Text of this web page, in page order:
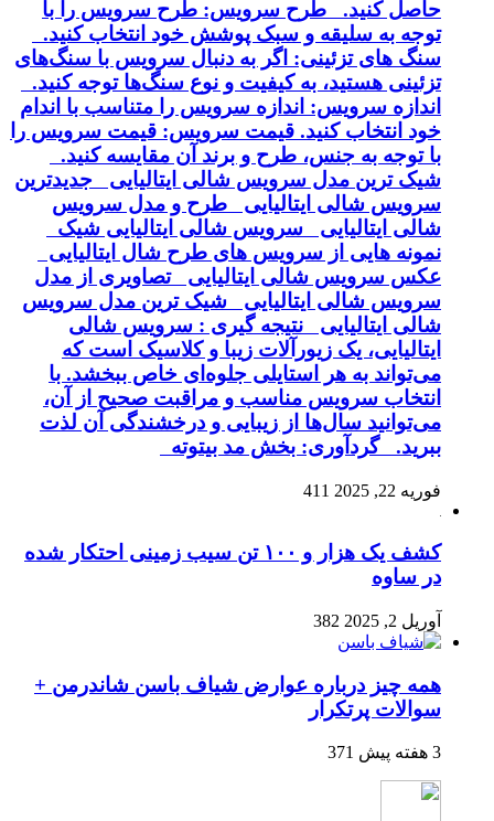
حاصل کنید. طرح سرویس: طرح سرویس را با
توجه به سلیقه و سبک پوشش خود انتخاب کنید.
سنگ های تزئینی: اگر به دنبال سرویس با سنگ‌های
تزئینی هستید، به کیفیت و نوع سنگ‌ها توجه کنید.
اندازه سرویس: اندازه سرویس را متناسب با اندام
خود انتخاب کنید. قیمت سرویس: قیمت سرویس را
با توجه به جنس، طرح و برند آن مقایسه کنید.
شیک ترین مدل سرویس شالی ایتالیایی جدیدترین
سرویس شالی ایتالیایی طرح و مدل سرویس
شالی ایتالیایی سرویس شالی ایتالیایی شیک
نمونه هایی از سرویس های طرح شال ایتالیایی
عکس سرویس شالی ایتالیایی تصاویری از مدل
سرویس شالی ایتالیایی شیک ترین مدل سرویس
شالی ایتالیایی نتیجه گیری : سرویس شالی
ایتالیایی، یک زیورآلات زیبا و کلاسیک است که
می‌تواند به هر استایلی جلوه‌ای خاص ببخشد. با
انتخاب سرویس مناسب و مراقبت صحیح از آن،
می‌توانید سال‌ها از زیبایی و درخشندگی آن لذت
ببرید. گردآوری: بخش مد بیتوته
فوریه 22, 2025 411
کشف یک هزار و ۱۰۰ تن سیب زمینی احتکار شده
در ساوه
آوریل 2, 2025 382
همه چیز درباره عوارض شیاف باسن شاندرمن +
سوالات پرتکرار
3 هفته پیش 371